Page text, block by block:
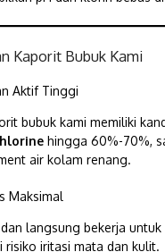
Kaporit Bubuk Kami
Aktif Tinggi
bubuk kami memiliki
hingga 60%-70%,
air kolam renang.
Maksimal
langsung bekerja untuk
risiko iritasi mata dan kulit.